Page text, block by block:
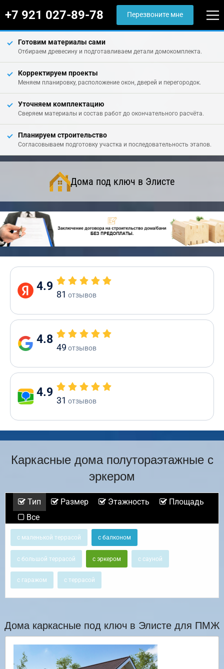
+7 921 027-89-78 Перезвоните мне
Готовим материалы сами
Отбираем древесину и подготавливаем детали домокомплекта.
Корректируем проекты
Меняем планировку, расположение окон, дверей и перегородок.
Уточняем комплектацию
Сверяем материалы и состав работ до окончательного расчёта.
Планируем строительство
Согласовываем подготовку участка и последовательность этапов.
Дома под ключ в Элисте
4.9
81 отзывов
4.8
49 отзывов
4.9
31 отзывов
Каркасные дома полутораэтажные с
эркером
Тип Размер Этажность
Площадь
Все
с маленькой террасой с балконом
с большой террасой с эркером с сауной
с гаражом с террасой
Дома каркасные под ключ в Элисте для ПМЖ